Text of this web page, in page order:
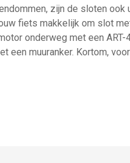
zijn de sloten ook
fiets makkelijk om slot
onderweg met een
een muuranker. Kortom,